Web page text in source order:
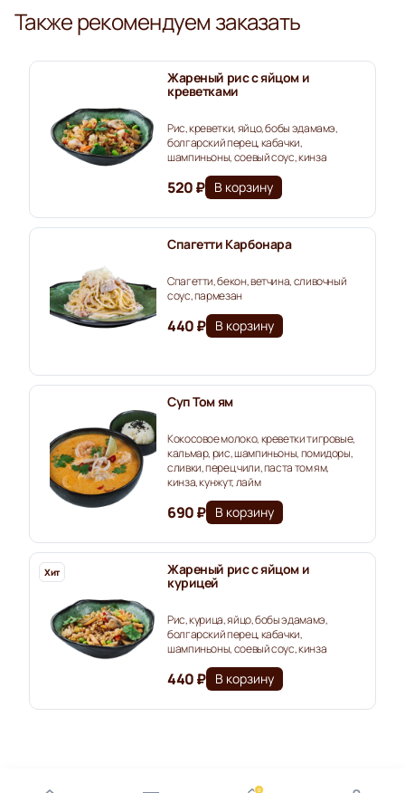
0
Также рекомендуем заказать
Жареный рис с яйцом и
креветками
Рис, креветки, яйцо, бобы эдамамэ,
болгарский перец, кабачки,
шампиньоны, соевый соус, кинза
520 ₽ В корзину
Спагетти Карбонара
Спагетти, бекон, ветчина, сливочный
соус, пармезан
440 ₽ В корзину
Суп Том ям
Кокосовое молоко, креветки тигровые,
кальмар, рис, шампиньоны, помидоры,
сливки, перец чили, паста том ям,
кинза, кунжут, лайм
690 ₽ В корзину
Хит Жареный рис с яйцом и
курицей
Рис, курица, яйцо, бобы эдамамэ,
болгарский перец, кабачки,
шампиньоны, соевый соус, кинза
440 ₽ В корзину